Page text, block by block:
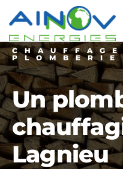
PLOMBERIE
Un
Lagnieu